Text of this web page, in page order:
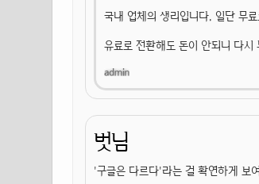
국내 업체의 생리입니다. 일단 무
유료로 전환해도 돈이 안되니 다
벗님
'구글은 다르다'라는 걸 확연하게 보